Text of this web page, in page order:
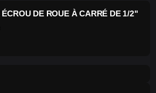
DE ROUE À CARRÉ DE 1/2"